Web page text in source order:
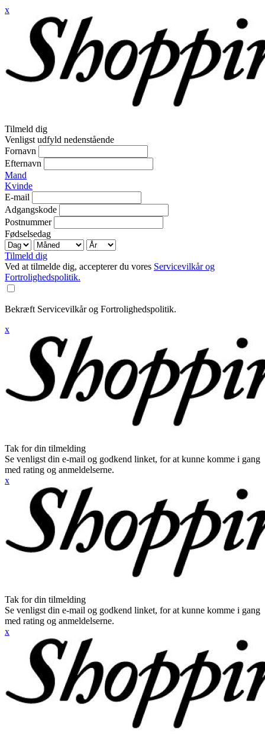
x
Tilmeld dig
Venligst udfyld nedenstående
Fornavn
Efternavn
Mand
Kvinde
E-mail
Adgangskode
Postnummer
Fødselsedag
Tilmeld dig
Ved at tilmelde dig, accepterer du vores Servicevilkår og
Fortrolighedspolitik.
Bekræft Servicevilkår og Fortrolighedspolitik.
x
Tak for din tilmelding
Se venligst din e-mail og godkend linket, for at kunne komme i gang
med rating og anmeldelserne.
x
Tak for din tilmelding
Se venligst din e-mail og godkend linket, for at kunne komme i gang
med rating og anmeldelserne.
x